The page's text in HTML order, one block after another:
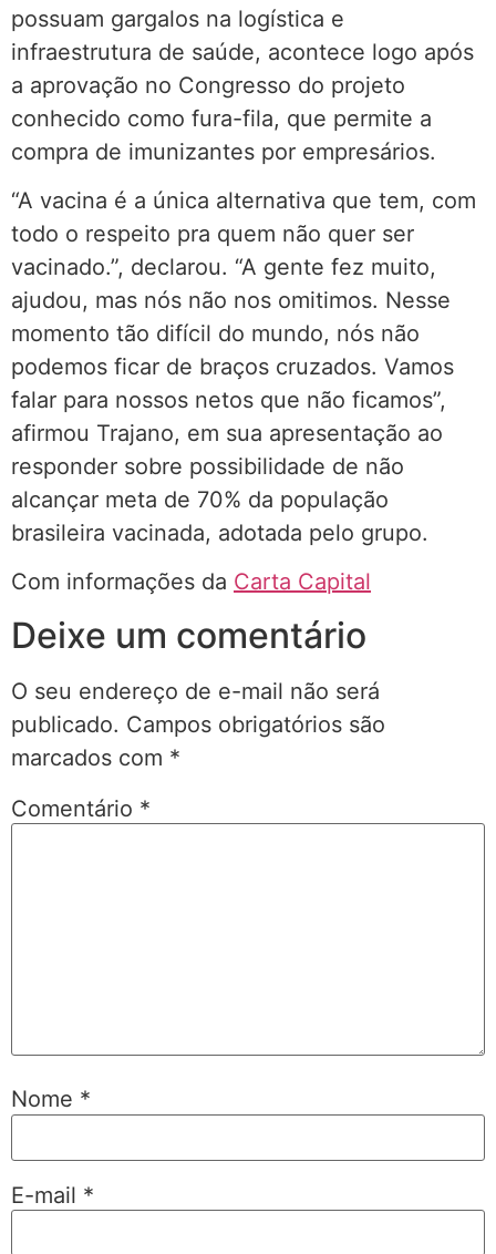
possuam gargalos na logística e
infraestrutura de saúde, acontece logo após
a aprovação no Congresso do projeto
conhecido como fura-fila, que permite a
compra de imunizantes por empresários.
“A vacina é a única alternativa que tem, com
todo o respeito pra quem não quer ser
vacinado.”, declarou. “A gente fez muito,
ajudou, mas nós não nos omitimos. Nesse
momento tão difícil do mundo, nós não
podemos ficar de braços cruzados. Vamos
falar para nossos netos que não ficamos”,
afirmou Trajano, em sua apresentação ao
responder sobre possibilidade de não
alcançar meta de 70% da população
brasileira vacinada, adotada pelo grupo.
Com informações da Carta Capital
Deixe um comentário
O seu endereço de e-mail não será
publicado. Campos obrigatórios são
marcados com *
Comentário *
Nome *
E-mail *